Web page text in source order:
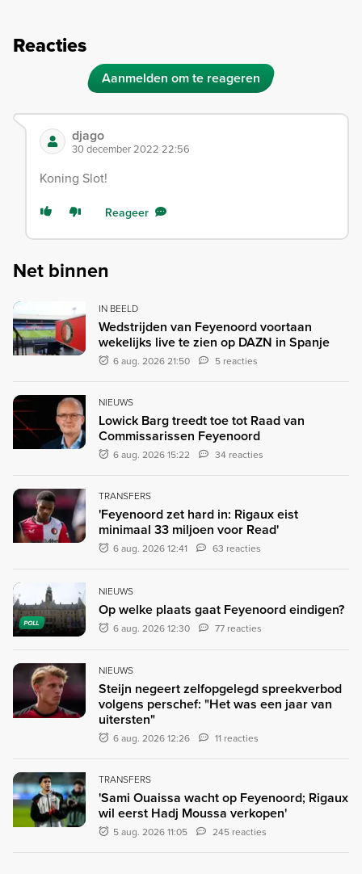
Reacties
Aanmelden om te reageren
djago
30 december 2022 22:56
Koning Slot!
Reageer
Net binnen
IN BEELD
Wedstrijden van Feyenoord voortaan
wekelijks live te zien op DAZN in Spanje
6 aug. 2026 21:50 5 reacties
NIEUWS
Lowick Barg treedt toe tot Raad van
Commissarissen Feyenoord
6 aug. 2026 15:22 34 reacties
TRANSFERS
'Feyenoord zet hard in: Rigaux eist
minimaal 33 miljoen voor Read'
6 aug. 2026 12:41 63 reacties
POLL
NIEUWS
Op welke plaats gaat Feyenoord eindigen?
6 aug. 2026 12:30 77 reacties
NIEUWS
Steijn negeert zelfopgelegd spreekverbod
volgens perschef: "Het was een jaar van
uitersten"
6 aug. 2026 12:26 11 reacties
TRANSFERS
'Sami Ouaissa wacht op Feyenoord; Rigaux
wil eerst Hadj Moussa verkopen'
5 aug. 2026 11:05 245 reacties